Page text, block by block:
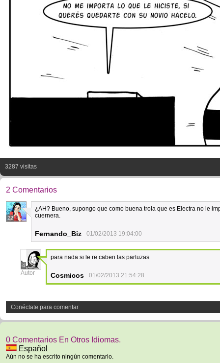
3287 visitas
2 Comentarios
22
¿AH? Bueno, supongo que como buena trola que es Electra no le
cuernera.
Fernando_Biz 01/02/2013 19:04:00
4
Autor
para nada si le re caben las partuzas
Cosmicos 01/02/2013 21:54:28
Conéctate para comentar
0 Comentarios En Otros Idiomas.
Español
Aún no se ha escrito ningún comentario.